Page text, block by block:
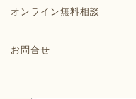
オンライン無料相談
お問合せ